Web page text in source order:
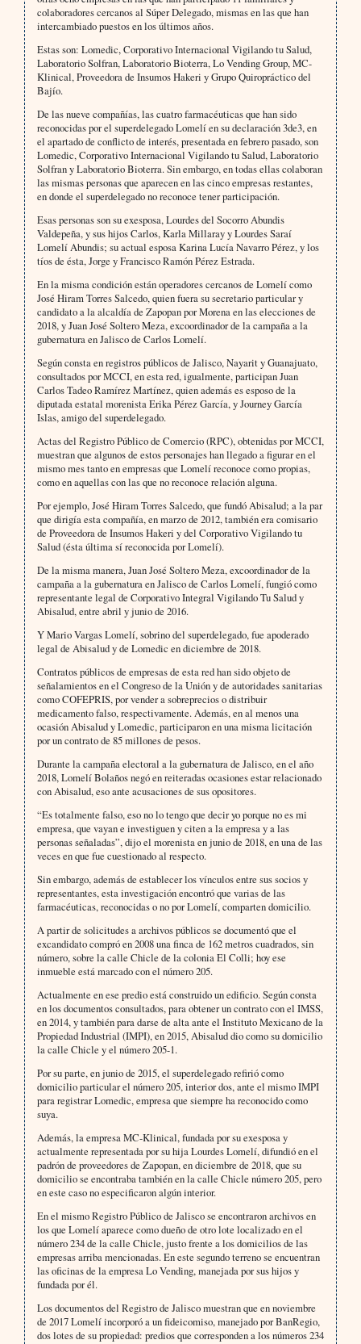
colaboradores cercanos al Súper Delegado, mismas en las que han
intercambiado puestos en los últimos años.
Estas son: Lomedic, Corporativo Internacional Vigilando tu Salud,
Laboratorio Solfran, Laboratorio Bioterra, Lo Vending Group, MC-
Klinical, Proveedora de Insumos Hakeri y Grupo Quiropráctico del
Bajío.
De las nueve compañías, las cuatro farmacéuticas que han sido
reconocidas por el superdelegado Lomelí en su declaración 3de3, en
el apartado de conflicto de interés, presentada en febrero pasado, son
Lomedic, Corporativo Internacional Vigilando tu Salud, Laboratorio
Solfran y Laboratorio Bioterra. Sin embargo, en todas ellas colaboran
las mismas personas que aparecen en las cinco empresas restantes,
en donde el superdelegado no reconoce tener participación.
Esas personas son su exesposa, Lourdes del Socorro Abundis
Valdepeña, y sus hijos Carlos, Karla Millaray y Lourdes Saraí
Lomelí Abundis; su actual esposa Karina Lucía Navarro Pérez, y los
tíos de ésta, Jorge y Francisco Ramón Pérez Estrada.
En la misma condición están operadores cercanos de Lomelí como
José Hiram Torres Salcedo, quien fuera su secretario particular y
candidato a la alcaldía de Zapopan por Morena en las elecciones de
2018, y Juan José Soltero Meza, excoordinador de la campaña a la
gubernatura en Jalisco de Carlos Lomelí.
Según consta en registros públicos de Jalisco, Nayarit y Guanajuato,
consultados por MCCI, en esta red, igualmente, participan Juan
Carlos Tadeo Ramírez Martínez, quien además es esposo de la
diputada estatal morenista Erika Pérez García, y Journey García
Islas, amigo del superdelegado.
Actas del Registro Público de Comercio (RPC), obtenidas por MCCI,
muestran que algunos de estos personajes han llegado a figurar en el
mismo mes tanto en empresas que Lomelí reconoce como propias,
como en aquellas con las que no reconoce relación alguna.
Por ejemplo, José Hiram Torres Salcedo, que fundó Abisalud; a la par
que dirigía esta compañía, en marzo de 2012, también era comisario
de Proveedora de Insumos Hakeri y del Corporativo Vigilando tu
Salud (ésta última sí reconocida por Lomelí).
De la misma manera, Juan José Soltero Meza, excoordinador de la
campaña a la gubernatura en Jalisco de Carlos Lomelí, fungió como
representante legal de Corporativo Integral Vigilando Tu Salud y
Abisalud, entre abril y junio de 2016.
Y Mario Vargas Lomelí, sobrino del superdelegado, fue apoderado
legal de Abisalud y de Lomedic en diciembre de 2018.
Contratos públicos de empresas de esta red han sido objeto de
señalamientos en el Congreso de la Unión y de autoridades sanitarias
como COFEPRIS, por vender a sobreprecios o distribuir
medicamento falso, respectivamente. Además, en al menos una
ocasión Abisalud y Lomedic, participaron en una misma licitación
por un contrato de 85 millones de pesos.
Durante la campaña electoral a la gubernatura de Jalisco, en el año
2018, Lomelí Bolaños negó en reiteradas ocasiones estar relacionado
con Abisalud, eso ante acusaciones de sus opositores.
“Es totalmente falso, eso no lo tengo que decir yo porque no es mi
empresa, que vayan e investiguen y citen a la empresa y a las
personas señaladas”, dijo el morenista en junio de 2018, en una de las
veces en que fue cuestionado al respecto.
Sin embargo, además de establecer los vínculos entre sus socios y
representantes, esta investigación encontró que varias de las
farmacéuticas, reconocidas o no por Lomelí, comparten domicilio.
A partir de solicitudes a archivos públicos se documentó que el
excandidato compró en 2008 una finca de 162 metros cuadrados, sin
número, sobre la calle Chicle de la colonia El Colli; hoy ese
inmueble está marcado con el número 205.
Actualmente en ese predio está construido un edificio. Según consta
en los documentos consultados, para obtener un contrato con el IMSS,
en 2014, y también para darse de alta ante el Instituto Mexicano de la
Propiedad Industrial (IMPI), en 2015, Abisalud dio como su domicilio
la calle Chicle y el número 205-1.
Por su parte, en junio de 2015, el superdelegado refirió como
domicilio particular el número 205, interior dos, ante el mismo IMPI
para registrar Lomedic, empresa que siempre ha reconocido como
suya.
Además, la empresa MC-Klinical, fundada por su exesposa y
actualmente representada por su hija Lourdes Lomelí, difundió en el
padrón de proveedores de Zapopan, en diciembre de 2018, que su
domicilio se encontraba también en la calle Chicle número 205, pero
en este caso no especificaron algún interior.
En el mismo Registro Público de Jalisco se encontraron archivos en
los que Lomelí aparece como dueño de otro lote localizado en el
número 234 de la calle Chicle, justo frente a los domicilios de las
empresas arriba mencionadas. En este segundo terreno se encuentran
las oficinas de la empresa Lo Vending, manejada por sus hijos y
fundada por él.
Los documentos del Registro de Jalisco muestran que en noviembre
de 2017 Lomelí incorporó a un fideicomiso, manejado por BanRegio,
dos lotes de su propiedad: predios que corresponden a los números 234